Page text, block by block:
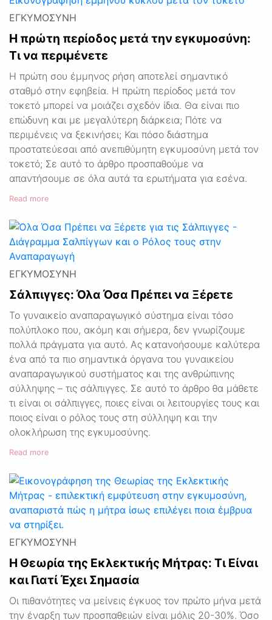
ΕΓΚΥΜΟΣΎΝΗ
Η πρώτη περίοδος μετά την εγκυμοσύνη:
Τι να περιμένετε
Η πρώτη σου έμμηνος ρήση αποτελεί σημαντικό
σταθμό στην εφηβεία. Η πρώτη περίοδος μετά τον
τοκετό μπορεί να μοιάζει σχεδόν ίδια. Θα είναι πιο
επώδυνη και με μεγαλύτερη διάρκεια; Πότε να
περιμένεις να ξεκινήσει; Και πόσο διάστημα
προστατεύεσαι από ανεπιθύμητη εγκυμοσύνη μετά τον
τοκετό; Σε αυτό το άρθρο προσπαθούμε να
απαντήσουμε σε όλα αυτά τα ερωτήματα για εσένα.
Read more
ΕΓΚΥΜΟΣΎΝΗ
Σάλπιγγες: Όλα Όσα Πρέπει να Ξέρετε
Το γυναικείο αναπαραγωγικό σύστημα είναι τόσο
πολύπλοκο που, ακόμη και σήμερα, δεν γνωρίζουμε
πολλά πράγματα για αυτό. Ας κατανοήσουμε καλύτερα
ένα από τα πιο σημαντικά όργανα του γυναικείου
αναπαραγωγικού συστήματος και της ανθρώπινης
σύλληψης – τις σάλπιγγες. Σε αυτό το άρθρο θα μάθετε
τι είναι οι σάλπιγγες, ποιες είναι οι λειτουργίες τους και
ποιος είναι ο ρόλος τους στη σύλληψη και την
ολοκλήρωση της εγκυμοσύνης.
Read more
ΕΓΚΥΜΟΣΎΝΗ
Η Θεωρία της Εκλεκτικής Μήτρας: Τι Είναι
και Γιατί Έχει Σημασία
Οι πιθανότητες να μείνεις έγκυος τον πρώτο μήνα μετά
την έναρξη των προσπαθειών είναι μόλις 20-30%. Όσο